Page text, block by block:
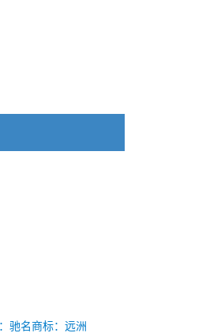
驰名商标：远洲